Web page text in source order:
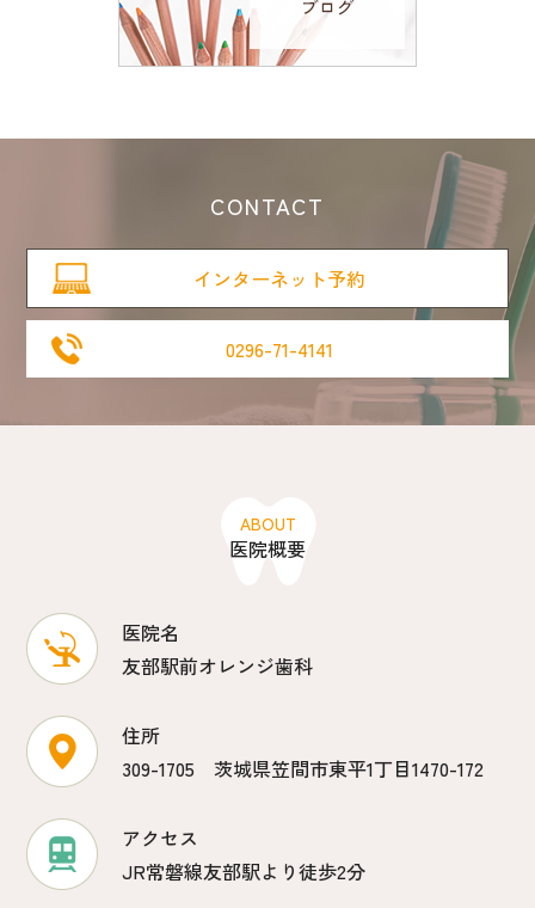
CONTACT
インターネット予約
0296-71-4141
ABOUT
医院概要
医院名
友部駅前オレンジ歯科
住所
309-1705 茨城県笠間市東平1丁目1470-172
アクセス
JR常磐線友部駅より徒歩2分